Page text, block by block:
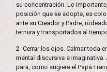
su concentración. Lo
posición que se adopte, es
ante su Creador y Padre,
ternura y transportados al
2- Cerrar los ojos. Calmar toda
mental discursiva e
para, como sugiere el Papa